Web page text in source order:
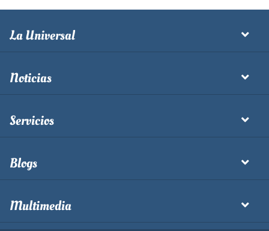
La Universal
Noticias
Servicios
Blogs
Multimedia